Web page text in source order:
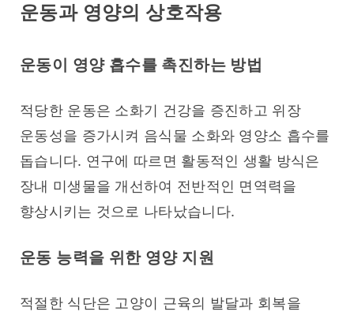
운동과 영양의 상호작용
운동이 영양 흡수를 촉진하는 방법
적당한 운동은 소화기 건강을 증진하고 위장
운동성을 증가시켜 음식물 소화와 영양소 흡수를
돕습니다. 연구에 따르면 활동적인 생활 방식은
장내 미생물을 개선하여 전반적인 면역력을
향상시키는 것으로 나타났습니다.
운동 능력을 위한 영양 지원
적절한 식단은 고양이 근육의 발달과 회복을